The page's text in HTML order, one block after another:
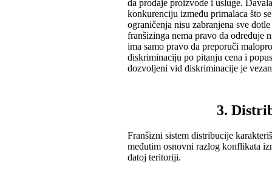
da prodaje proizvode i usluge.
konkurenciju između primalaca što
ograničenja nisu zabranjena sve
franšizinga nema pravo da određuje
ima samo pravo da preporuči
diskriminaciju po pitanju cena i
dozvoljeni vid diskriminacije je
3.
Franšizni sistem distribucije
međutim osnovni razlog konflikata
datoj teritoriji.